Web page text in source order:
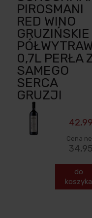
PIROSMANI
RED WINO
GRUZIŃSKIE
0,7L PERŁA
SAMEGO
SERCA
GRUZJI
Cena
do
koszyka